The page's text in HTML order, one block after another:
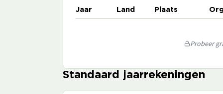
Jaar Land Plaats
Probeer
Standaard jaarrekeningen